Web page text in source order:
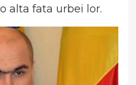
alta fata urbei lor.